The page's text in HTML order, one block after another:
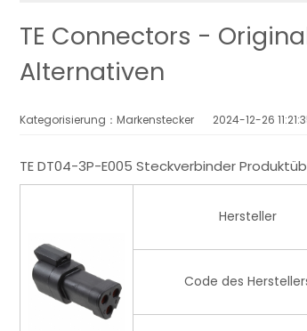
TE Connectors -
Alternativen
Kategorisierung：Markenstecker 2024-12-26
TE DT04-3P-E005 Steckverbinder
Hersteller
Code des